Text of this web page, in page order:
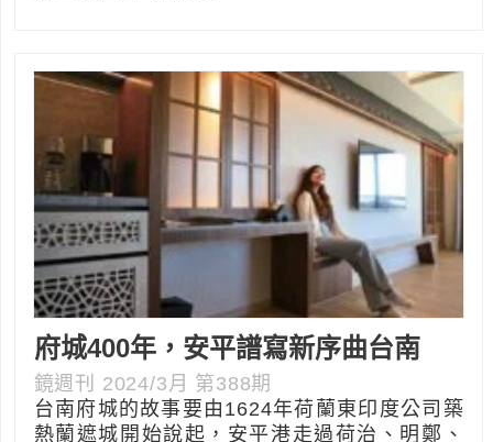
府城400年，安平譜寫新序曲台南
鏡週刊 2024/3月 第388期
台南府城的故事要由1624年荷蘭東印度公司築
熱蘭遮城開始說起，安平港走過荷治、明鄭、